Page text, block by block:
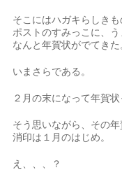
そこにはハガキらしきも
ポストのすみっこに、う
なんと年賀状がでてきた
いまさらである。
２月の末になって年賀
そう思いながら、その年
消印は１月のはじめ。
え、、、？